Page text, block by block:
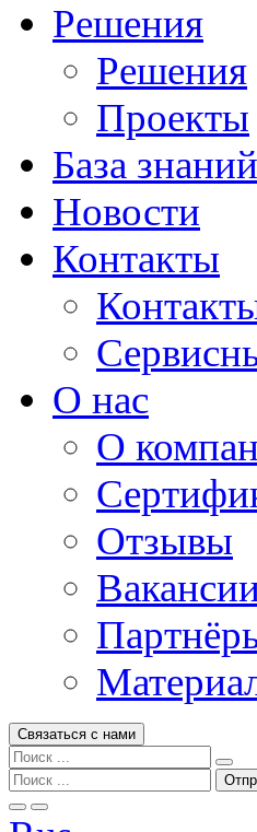
Решения
Решения
Проекты
База знаний
Новости
Контакты
О нас
О
Отзывы
Связаться с нами